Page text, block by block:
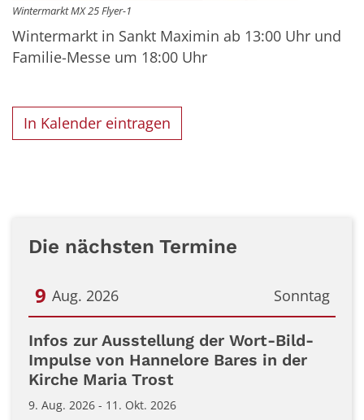
Wintermarkt MX 25 Flyer-1
Wintermarkt in Sankt Maximin ab 13:00 Uhr und
Familie-Messe um 18:00 Uhr
In Kalender eintragen
Die nächsten Termine
Sonntag
9 Aug. 2026
Datum: 9. August 2026
Infos zur Ausstellung der Wort-Bild-
Impulse von Hannelore Bares in der
Kirche Maria Trost
9. Aug. 2026 - 11. Okt. 2026